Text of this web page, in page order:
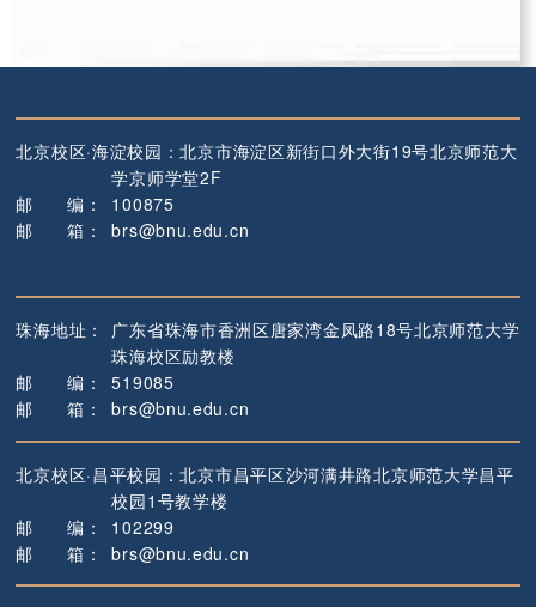
北京校区·海淀校园：北京市海淀区新街口外大街19号北京师范大
学京师学堂2F
邮
编 ：
100875
邮
箱 ： brs@bnu.edu.cn
珠海地址： 广东省珠海市香洲区唐家湾金凤路18号北京师范大学
珠海校区励教楼
邮
编 ：
519085
邮
箱 ： brs@bnu.edu.cn
北京校区·昌平校园：北京市昌平区沙河满井路北京师范大学昌平
校园1号教学楼
邮
编 ：
102299
邮
箱 ： brs@bnu.edu.cn